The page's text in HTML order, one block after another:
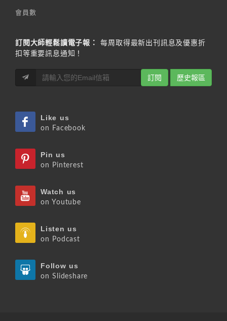
會員數
訂閱大師輕鬆讀電子報：
每周取得最新出刊訊息及優惠折
扣等重要訊息通知！
訂閱 歷史報區
Like us
on Facebook
Pin us
on Pinterest
Watch us
on Youtube
Listen us
on Podcast
Follow us
on Slideshare